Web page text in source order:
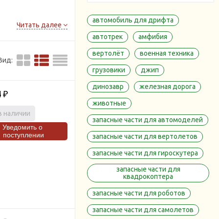
автомобиль для дрифта
автотрек амфибия
вертолёт военная техника
грузовики джип
динозавр железная дорога
животные
запасные части для автомоделей
запасные части для вертолетов
запасные части для гироскутера
запасные части для
квадрокоптера
запасные части для роботов
запасные части для самолетов
кажется
несет в себе
Санкт
можно в нашем
Читать далее
₽
наличии
Уведомить о
поступлении